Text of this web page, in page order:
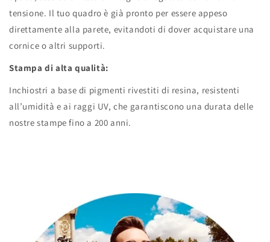
tensione. Il tuo quadro è già pronto per essere appeso
direttamente alla parete, evitandoti di dover acquistare una
cornice o altri supporti.
Stampa di alta qualità:
Inchiostri a base di pigmenti rivestiti di resina, resistenti
all’umidità e ai raggi UV, che garantiscono una durata delle
nostre stampe fino a 200 anni.